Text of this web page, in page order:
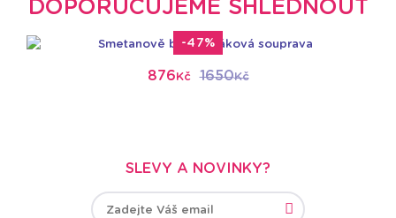
DOPORUČUJEME SHLÉDNOUT
-47%
876Kč 1650Kč
SLEVY A NOVINKY?